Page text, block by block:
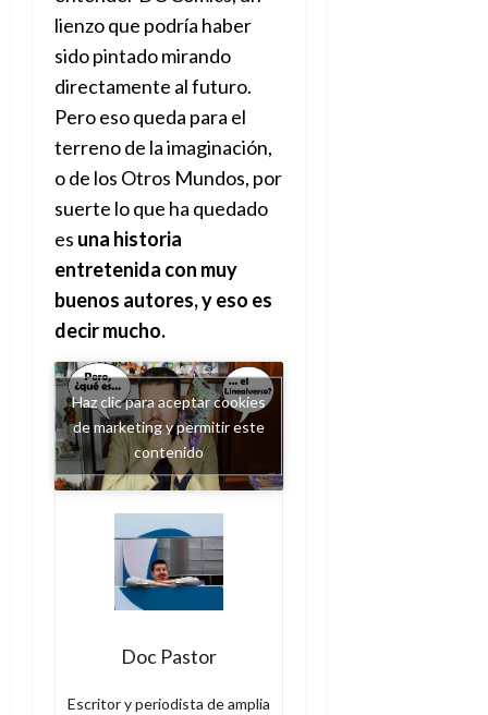
lienzo que podría haber
sido pintado mirando
directamente al futuro.
Pero eso queda para el
terreno de la imaginación,
o de los Otros Mundos, por
suerte lo que ha quedado
es una historia
entretenida con muy
buenos autores, y eso es
decir mucho.
Haz clic para aceptar cookies
de marketing y permitir este
contenido
Doc Pastor
Escritor y periodista de amplia